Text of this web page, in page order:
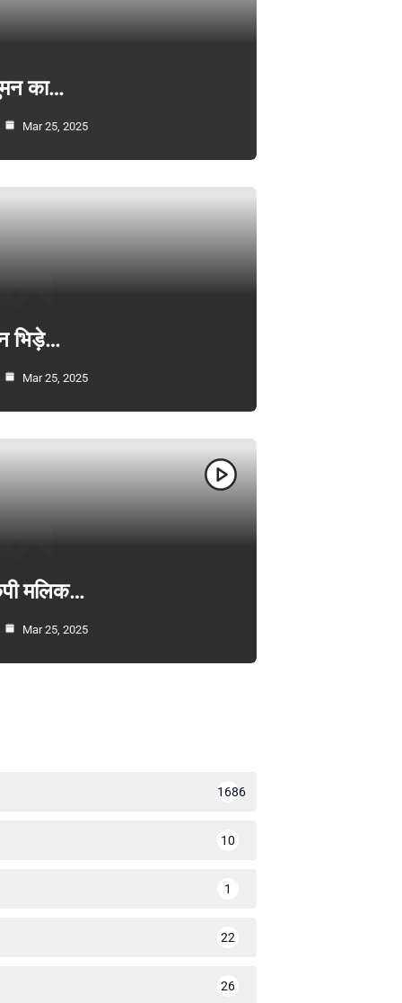
का…
Mar 25, 2025
भिड़े…
Mar 25, 2025
मलिक…
Mar 25, 2025
1686
10
1
22
26